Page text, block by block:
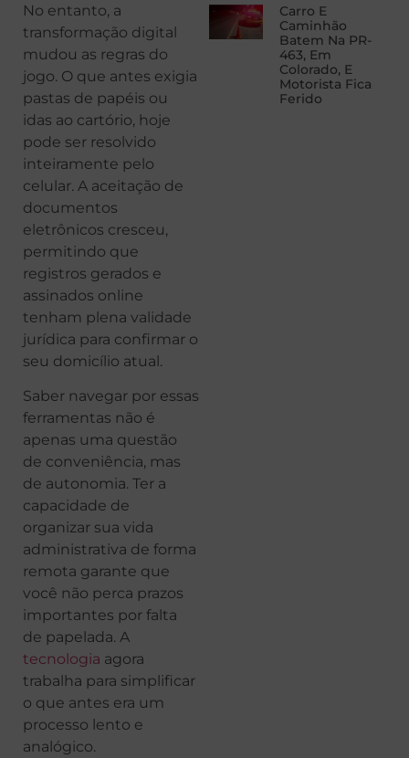
No entanto, a
transformação digital
mudou as regras do
jogo. O que antes exigia
pastas de papéis ou
idas ao cartório, hoje
pode ser resolvido
inteiramente pelo
celular. A aceitação de
documentos
eletrônicos cresceu,
permitindo que
registros gerados e
assinados online
tenham plena validade
jurídica para confirmar o
seu domicílio atual.
Saber navegar por essas
ferramentas não é
apenas uma questão
de conveniência, mas
de autonomia. Ter a
capacidade de
organizar sua vida
administrativa de forma
remota garante que
você não perca prazos
importantes por falta
de papelada. A
tecnologia agora
trabalha para simplificar
o que antes era um
processo lento e
analógico.
Carro E
Caminhão
Batem Na PR-
463, Em
Colorado, E
Motorista Fica
Ferido